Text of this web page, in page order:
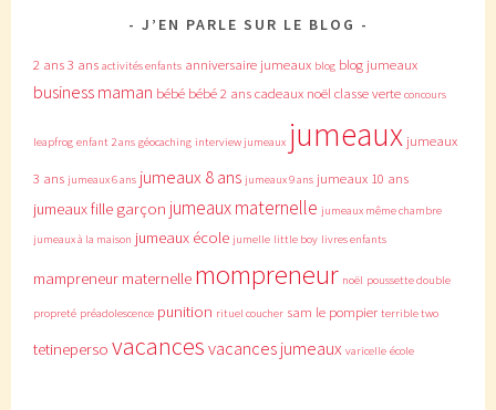
J’EN PARLE SUR LE BLOG
2 ans3 ans activités enfants anniversaire jumeaux blog blog jumeaux
business maman bébé bébé 2 anscadeaux noëlclasse verte concours
leapfrog enfant 2 ans géocaching interview jumeaux jumeaux jumeaux
3 ans jumeaux 6 ans jumeaux 8 ans jumeaux 9 ans jumeaux 10 ans
jumeaux fille garçon jumeaux maternelle jumeaux même chambre
jumeaux à la maison jumeaux école jumelle little boy livres enfants
mampreneur maternelle mompreneur noël poussette double
propreté préadolescence punition rituel coucher sam le pompier terrible two
tetineperso vacances vacances jumeaux varicelle école